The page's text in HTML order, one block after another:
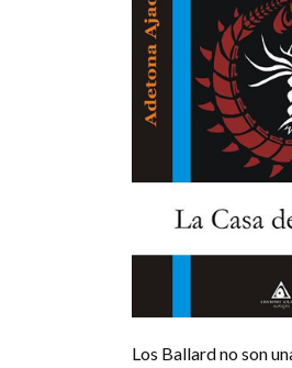
Los Ballard no son